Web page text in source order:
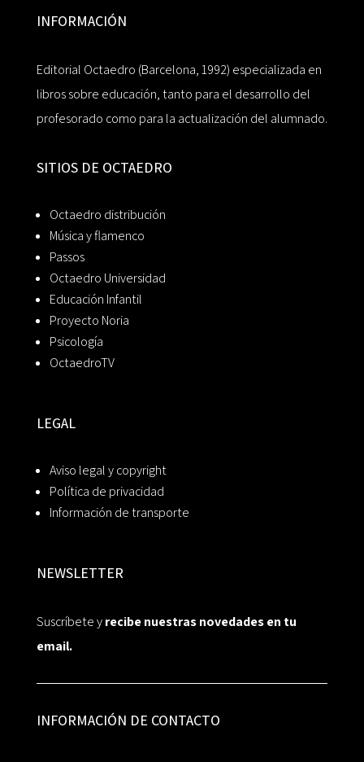
INFORMACIÓN
Editorial Octaedro (Barcelona, 1992) especializada en
libros sobre educación, tanto para el desarrollo del
profesorado como para la actualización del alumnado.
SITIOS DE OCTAEDRO
Octaedro distribución
Música y flamenco
Passos
Octaedro Universidad
Educación Infantil
Proyecto Noria
Psicología
OctaedroTV
LEGAL
Aviso legal y copyright
Política de privacidad
Información de transporte
NEWSLETTER
Suscríbete yrecibe nuestras novedades en tu
email.
INFORMACIÓN DE CONTACTO